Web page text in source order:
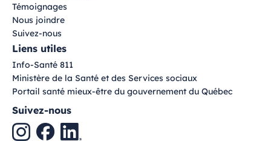
Témoignages
Nous joindre
Suivez-nous
Liens utiles
Info-Santé 811
Ministère de la Santé et des Services sociaux
Portail santé mieux-être du gouvernement du Québec
Suivez-nous